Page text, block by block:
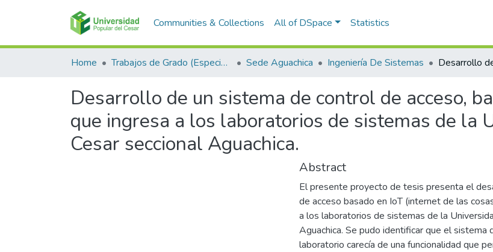
Communities & Collections All of DSpace Statistics
Home Trabajos de Grado (Especializaciones y Pregrados) Sede Aguachica Ingeniería De Sistemas
Desarrollo de un sistema de control de acceso,
que ingresa a los laboratorios de sistemas de la
Cesar seccional Aguachica.
Abstract
El presente proyecto de tesis presenta el
de acceso basado en IoT (internet de las
a los laboratorios de sistemas de la
Aguachica. Se pudo identificar que el sistema
laboratorio carecía de una funcionalidad que